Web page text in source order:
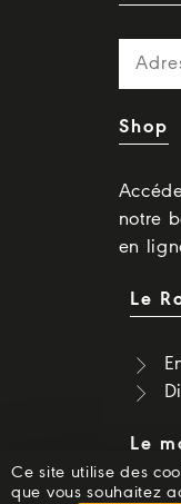
Shop
notre
en
Le
Le
Ce site utilise des
que vous souhaitez